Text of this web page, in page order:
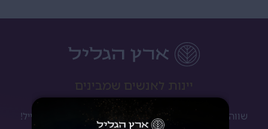
יינות לאנשים שמבינים
שווה להרשם לניוזלטר שלנו ולקבל מבצעים והנחות למייל!